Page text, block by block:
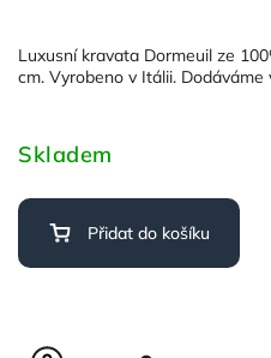
Luxusní kravata Dormeuil ze
cm. Vyrobeno v Itálii.
Skladem
Přidat do košíku